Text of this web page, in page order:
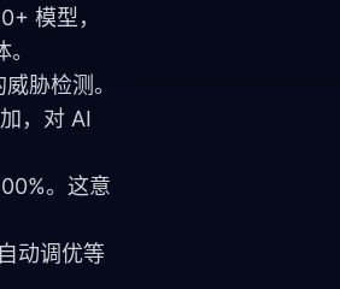
模型，
胁检测。
，对 AI
。这意
动调优等